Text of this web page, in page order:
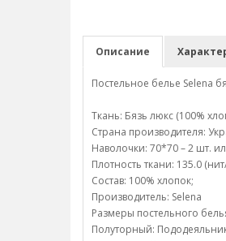
Описание
Постельное белье Selena
Ткань: Бязь люкс (100%
Страна производителя:
Наволочки: 70*70 – 2 шт.
Плотность ткани: 135.0
Состав: 100% хлопок;
Производитель: Selena
Размеры постельного
Полуторный: